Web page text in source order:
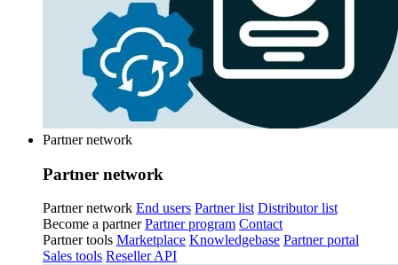
Partner network
Partner network
Partner network End users Partner list Distributor list
Become a partner Partner program Contact
Partner tools Marketplace Knowledgebase Partner portal
Sales tools Reseller API